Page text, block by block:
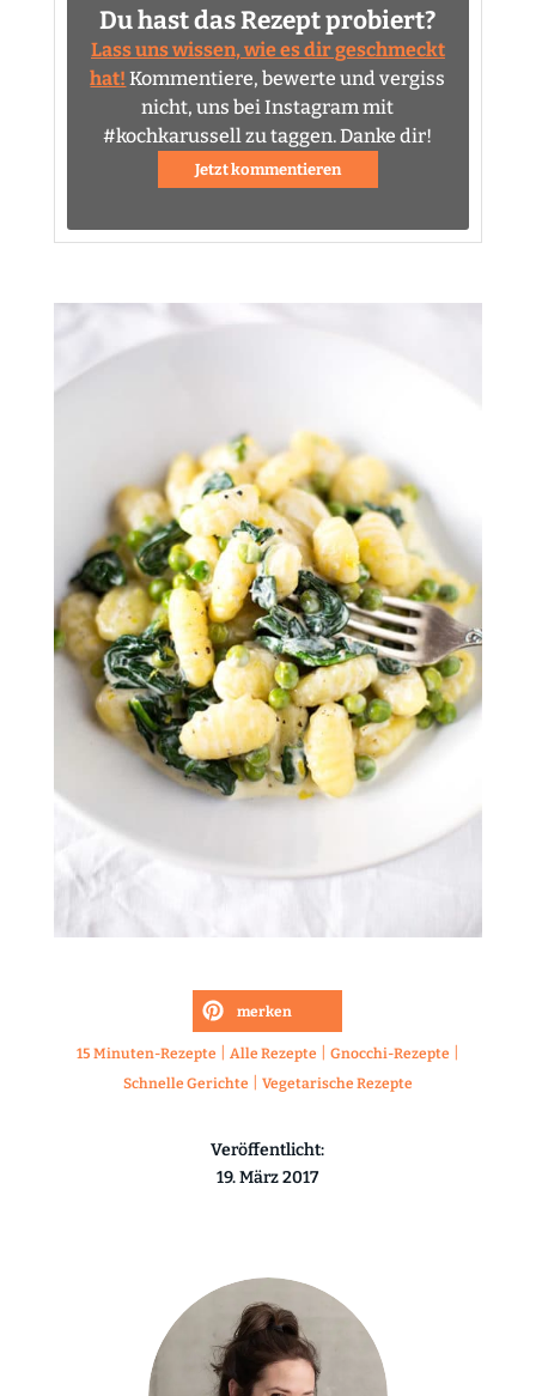
Du hast das Rezept probiert?
Lass uns wissen, wie es dir geschmeckt
hat! Kommentiere, bewerte und vergiss
nicht, uns bei Instagram mit
#kochkarussell zu taggen. Danke dir!
Jetzt kommentieren
merken
15 Minuten-Rezepte Alle Rezepte Gnocchi-Rezepte
Schnelle Gerichte Vegetarische Rezepte
Veröffentlicht:
19. März 2017